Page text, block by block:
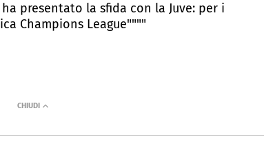
presentato la sfida con la Juve: per i
Champions League""""